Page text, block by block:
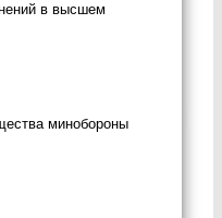
в высшем
минобороны